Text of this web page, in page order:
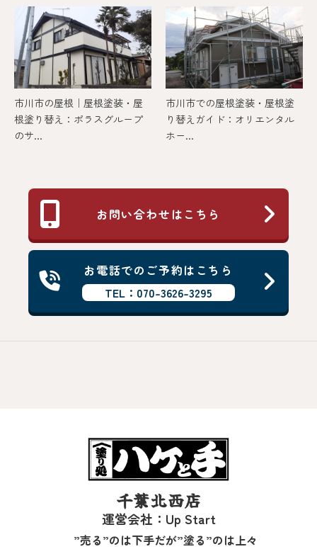
市川市の屋根｜屋根塗装・屋
根塗り替え：ポラスグループ
のサ...
市川市での屋根塗装・屋根塗
り替えガイド：オリエンタル
ホー...
お問い合わせはこちら
お電話でのご予約はこちら
TEL：070-3626-3295
千葉北西店
運営会社：Up Start
”売る”のは下手だが”塗る”のは上々